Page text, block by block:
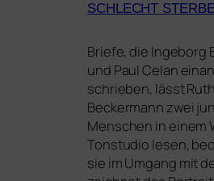
SCHLECHT
Briefe, die Ingeborg
und Paul Celan
schrie­ben, lässt Ruth
Beckermann zwei
Menschen in einem
Tonstudio lesen,
sie im Umgang mit